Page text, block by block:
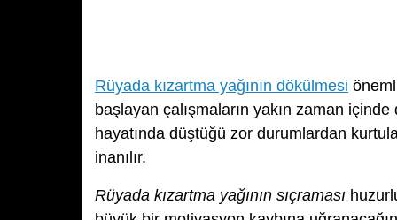
Rüyada kızartma yağının dökülmesi
başlayan çalışmaların yakın zaman
hayatında düştüğü zor durumlardan
inanılır.
Rüyada kızartma yağının sıçraması